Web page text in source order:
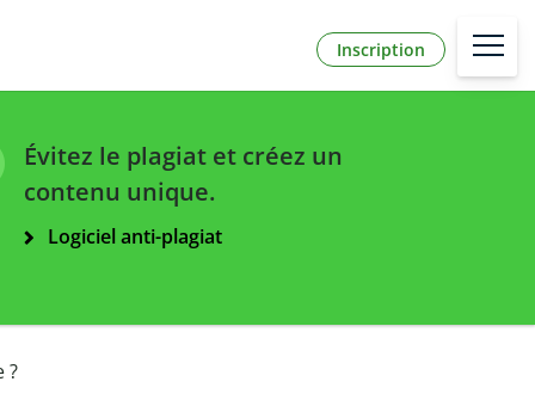
Inscription
Évitez le plagiat et créez un
contenu unique.
Logiciel anti-plagiat
?